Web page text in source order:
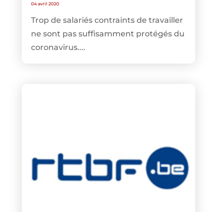
04 avril 2020
Trop de salariés contraints de travailler
ne sont pas suffisamment protégés du
coronavirus....